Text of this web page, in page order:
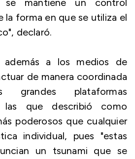
mantiene un control
la forma en que se utiliza el
declaró.
además a los medios de
de manera coordinada
plataformas
las que describió como
poderosos que cualquier
individual, pues "estas
un tsunami que se